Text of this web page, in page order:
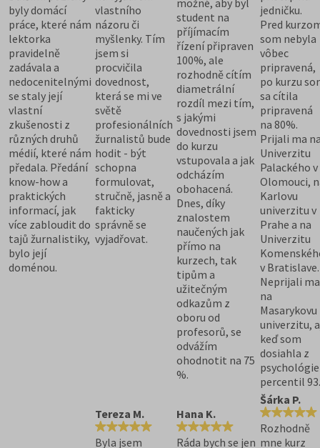
byly domácí
práce, které nám
lektorka
pravidelně
zadávala a
nedocenitelnými
se staly její
vlastní
zkušenosti z
různých druhů
médií, které nám
předala. Předání
know-how a
praktických
informací, jak
více zabloudit do
tajů žurnalistiky,
bylo její
doménou.
vlastního
názoru či
myšlenky. Tím
jsem si
procvičila
dovednost,
která se mi ve
světě
profesionálních
žurnalistů bude
hodit - být
schopna
formulovat,
stručně, jasně a
fakticky
správně se
vyjadřovat.
student na
příjímacím
řízení připraven
100%, ale
rozhodně cítím
diametrální
rozdíl mezi tím,
s jakými
dovednosti jsem
do kurzu
vstupovala a jak
odcházím
obohacená.
Dnes, díky
znalostem
naučených jak
přímo na
kurzech, tak
tipům a
užitečným
odkazům z
oboru od
profesorů, se
odvážím
ohodnotit na 75
%.
jedničku.
Pred
som nebyla
vôbec
pripravená,
po kurzu
sa cítila
pripravená
na 80%.
Prijali ma
Univerzitu
Palackého v
Olomouci,
Karlovu
univerzitu v
Prahe a na
Univerzitu
v Bratislave.
Neprijali ma
na
Masarykovu
univerzitu,
keď som
dosiahla z
psychológie
percentil 93.
Tereza M.
Byla jsem
Hana K.
Ráda bych se jen
Šárka P.
Rozhodně
mne kurz